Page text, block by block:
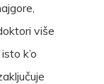
više
k’o